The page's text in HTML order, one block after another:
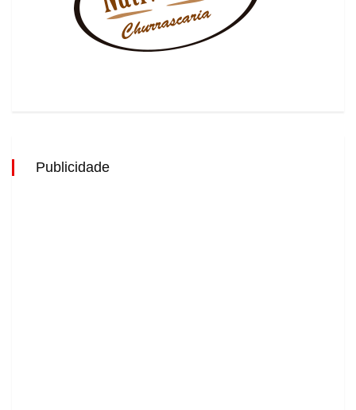
Publicidade